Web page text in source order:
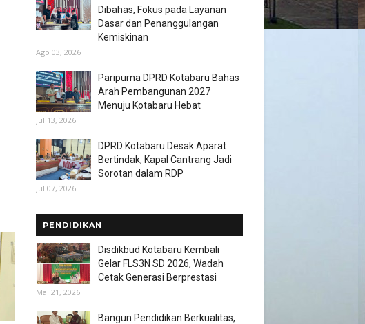
Dibahas, Fokus pada Layanan
Dasar dan Penanggulangan
Kemiskinan
Ago 03, 2026
Paripurna DPRD Kotabaru Bahas
Arah Pembangunan 2027
Menuju Kotabaru Hebat
Jul 13, 2026
DPRD Kotabaru Desak Aparat
Bertindak, Kapal Cantrang Jadi
Sorotan dalam RDP
Jul 07, 2026
PENDIDIKAN
Disdikbud Kotabaru Kembali
Gelar FLS3N SD 2026, Wadah
Cetak Generasi Berprestasi
Mai 21, 2026
Bangun Pendidikan Berkualitas,